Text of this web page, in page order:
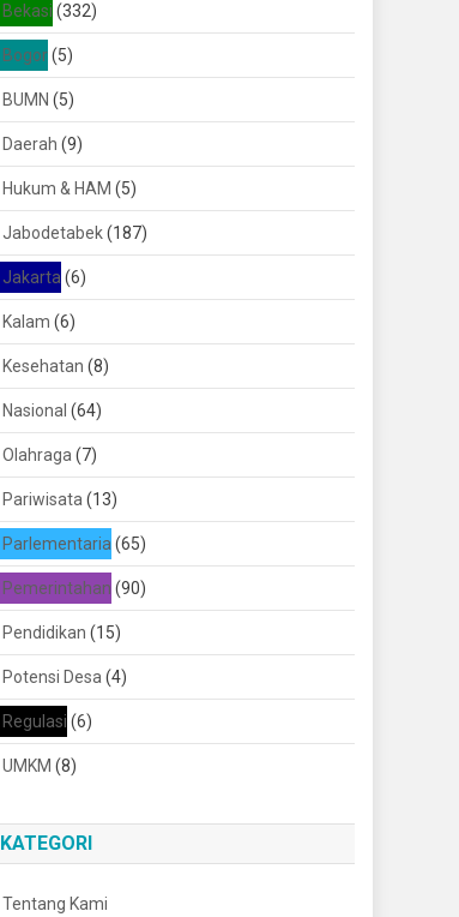
Bekasi (332)
Bogor(5)
BUMN (5)
Daerah (9)
Hukum & HAM (5)
Jabodetabek(187)
Jakarta (6)
Kalam (6)
Kesehatan (8)
Nasional (64)
Olahraga (7)
Pariwisata (13)
Parlementaria (65)
Pemerintahan (90)
Pendidikan (15)
Potensi Desa (4)
Regulasi (6)
UMKM (8)
KATEGORI
Tentang Kami